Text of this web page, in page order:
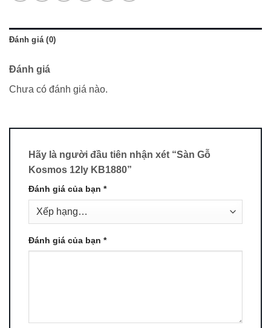
Đánh giá (0)
Đánh giá
Chưa có đánh giá nào.
Hãy là người đầu tiên nhận xét “Sàn Gỗ
Kosmos 12ly KB1880”
Đánh giá của bạn *
Đánh giá của bạn *